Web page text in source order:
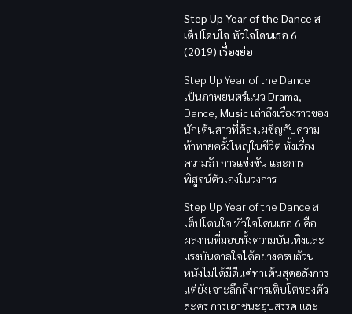
Step Up Year of the Dance ส
เต็ปโดนใจ หัวใจโดนเธอ 6
(2019) เรื่องย่อ
Step Up Year of the Dance
เป็นภาพยนตร์แนว Drama,
Dance, Music เล่าถึงเรื่องราวของ
นักเต้นสาวที่ต้องเผชิญกับความ
ท้าทายครั้งใหญ่ในชีวิต ทั้งเรื่อง
ความรัก การแข่งขัน และการ
พิสูจน์ตัวเองในวงการ
Step Up Year of the Dance ส
เต็ปโดนใจ หัวใจโดนเธอ 6 คือ
ผลงานที่มอบทั้งความบันเทิงและ
แรงบันดาลใจได้อย่างครบถ้วน
หนังไม่ได้มีดีแค่ท่าเต้นสุดอลังการ
แต่ยังเจาะลึกถึงการเติบโตของตัว
ละคร การเอาชนะอุปสรรค และ